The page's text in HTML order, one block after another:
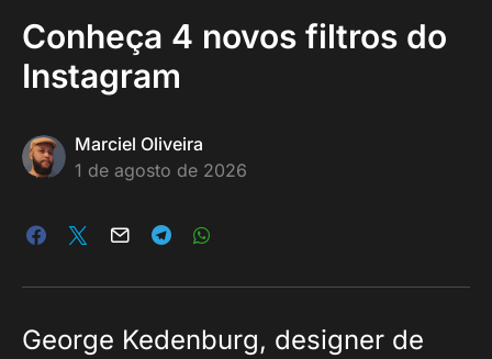
Conheça 4 novos filtros do
Instagram
Marciel Oliveira
1 de agosto de 2026
George Kedenburg, designer de